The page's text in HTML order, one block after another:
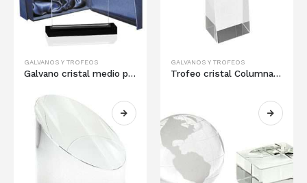
GALVANOS Y TROFEOS
Galvano cristal medio punto
GALVANOS Y TROFEOS
Trofeo cristal Columna torre